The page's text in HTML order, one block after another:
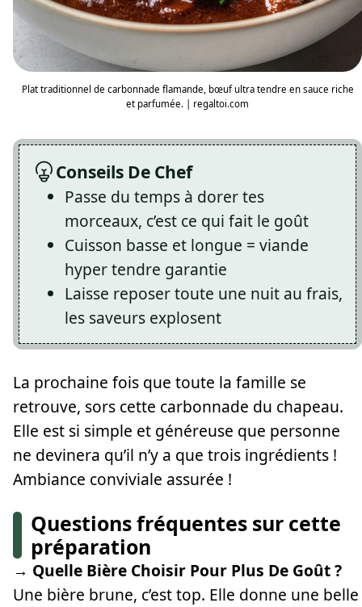
Plat traditionnel de carbonnade flamande, bœuf ultra tendre en sauce riche
et parfumée. | regaltoi.com
Conseils De Chef
Passe du temps à dorer tes
morceaux, c’est ce qui fait le goût
Cuisson basse et longue = viande
hyper tendre garantie
Laisse reposer toute une nuit au frais,
les saveurs explosent
La prochaine fois que toute la famille se
retrouve, sors cette carbonnade du chapeau.
Elle est si simple et généreuse que personne
ne devinera qu’il n’y a que trois ingrédients !
Ambiance conviviale assurée !
Questions fréquentes sur cette
préparation
→ Quelle Bière Choisir Pour Plus De Goût ?
Une bière brune, c’est top. Elle donne une belle